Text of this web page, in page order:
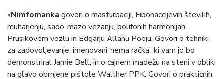
»Nimfomanka govori o masturbaciji, Fibonaccijevih številih,
muharjenju, sado-mazo vezanju, polifonih harmonijah,
Prusikovem vozlu in Edgarju Allanu Poeju. Govori o tehniki
za zadovoljevanje, imenovani ‘nema račka’, ki vam jo bo
demonstriral Jamie Bell, in o čajnem madežu na steni v obliki
na glavo obrnjene pištole Walther PPK. Govori o praktičnih